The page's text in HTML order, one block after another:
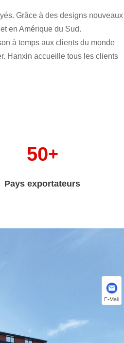
Grâce à des designs nouveaux
en Amérique du Sud.
à temps aux clients du monde
Hanxin accueille tous les clients
50+
Pays exportateurs
E-Mail